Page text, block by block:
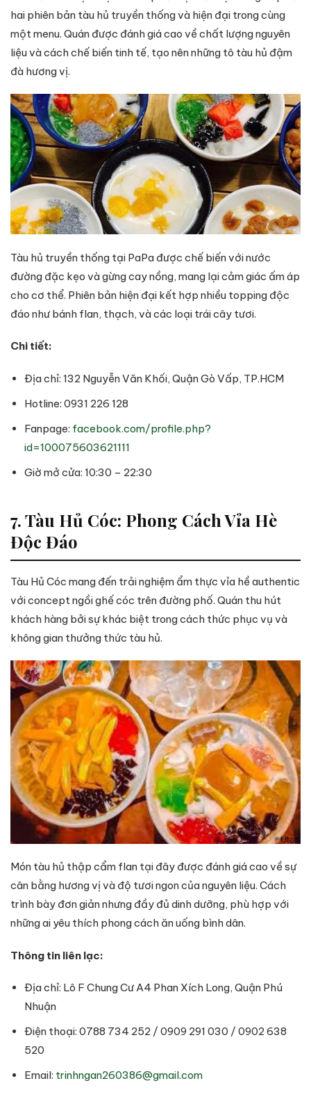
hai phiên bản tàu hủ truyền thống và hiện đại trong cùng
một menu. Quán được đánh giá cao về chất lượng nguyên
liệu và cách chế biến tinh tế, tạo nên những tô tàu hủ đậm
đà hương vị.
Tàu hủ truyền thống tại PaPa được chế biến với nước
đường đặc kẹo và gừng cay nồng, mang lại cảm giác ấm áp
cho cơ thể. Phiên bản hiện đại kết hợp nhiều topping độc
đáo như bánh flan, thạch, và các loại trái cây tươi.
Chi tiết:
Địa chỉ: 132 Nguyễn Văn Khối, Quận Gò Vấp, TP.HCM
Hotline: 0931 226 128
Fanpage: facebook.com/profile.php?
id=100075603621111
Giờ mở cửa: 10:30 – 22:30
7. Tàu Hủ Cóc: Phong Cách Vỉa Hè
Độc Đáo
Tàu Hủ Cóc mang đến trải nghiệm ẩm thực vỉa hề authentic
với concept ngồi ghế cóc trên đường phố. Quán thu hút
khách hàng bởi sự khác biệt trong cách thức phục vụ và
không gian thưởng thức tàu hủ.
Món tàu hủ thập cẩm flan tại đây được đánh giá cao về sự
cân bằng hương vị và độ tươi ngon của nguyên liệu. Cách
trình bày đơn giản nhưng đầy đủ dinh dưỡng, phù hợp với
những ai yêu thích phong cách ăn uống bình dân.
Thông tin liên lạc:
Địa chỉ: Lô F Chung Cư A4 Phan Xích Long, Quận Phú
Nhuận
Điện thoại: 0788 734 252 / 0909 291 030 / 0902 638
520
Email: trinhngan260386@gmail.com